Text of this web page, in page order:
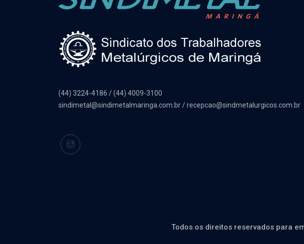
(44) 3224-4186 / (44) 4009-3100
sindimetal@sindimetalmaringa.com.br / recepcao@sindmetalurgicos.com.br
Todos os direitos reservados para